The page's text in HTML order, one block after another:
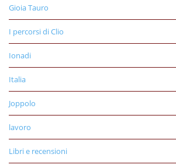
Gioia Tauro
I percorsi di Clio
Ionadi
Italia
Joppolo
lavoro
Libri e recensioni